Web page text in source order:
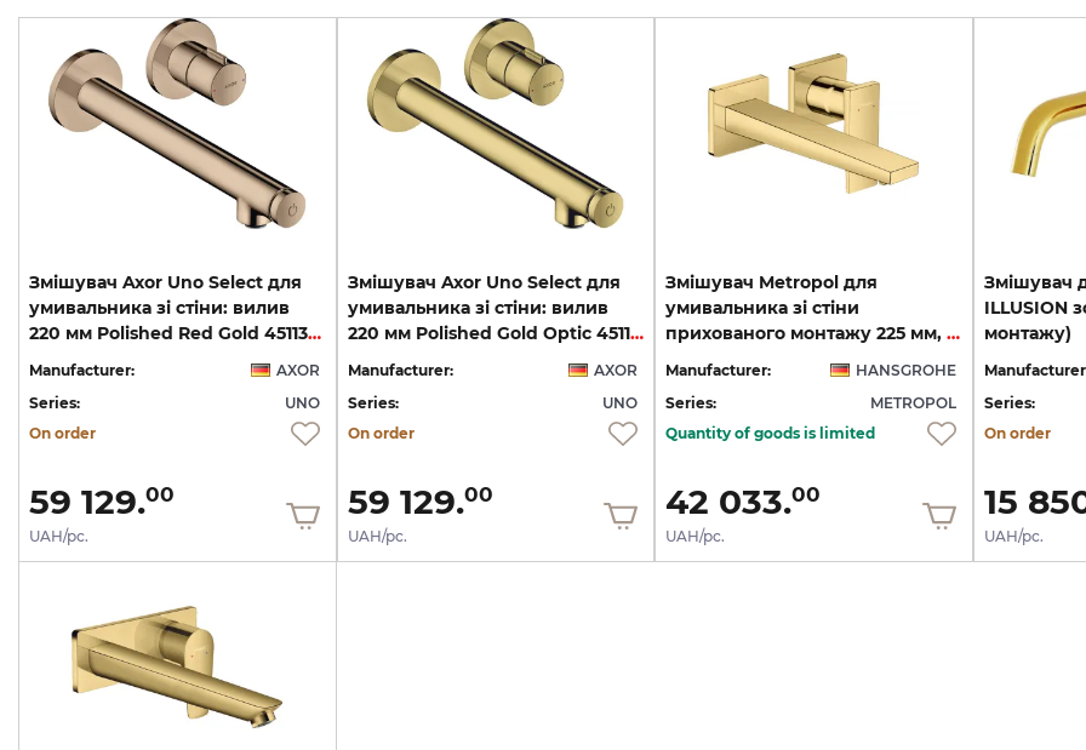
Змішувач Axor Uno Select для
умивальника зі стіни: вилив
220 мм Polished Red Gold 45113300
Manufacturer:
AXOR
Series:
UNO
On order
59 129.00
UAH/pc.
Змішувач Axor Uno Select для
умивальника зі стіни: вилив
220 мм Polished Gold Optic 45113990
Manufacturer:
AXOR
Series:
UNO
On order
59 129.00
UAH/pc.
Змішувач Metropol для
умивальника зі стіни
прихованого монтажу 225 мм, Polished Gold Optic (32526990)
Manufacturer:
HANSGROHE
Series:
METROPOL
Quantity of goods is limited
42 033.00
UAH/pc.
Змішувач
ILLUSION
монтажу)
Series:
On order
15
UAH/pc.